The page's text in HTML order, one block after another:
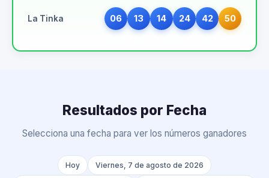
La Tinka 06 13 14 24 42 50
Resultados por Fecha
Selecciona una fecha para ver los números ganadores
Hoy Viernes, 7 de agosto de 2026